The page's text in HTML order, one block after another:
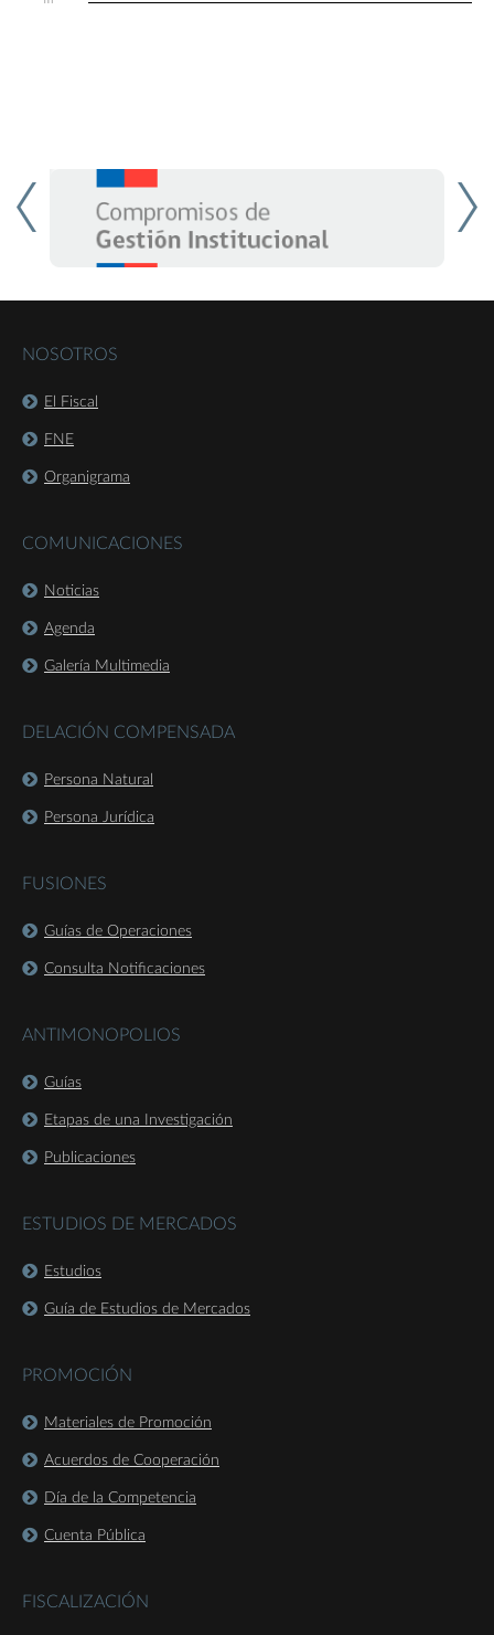
NOSOTROS
El Fiscal
FNE
Organigrama
COMUNICACIONES
Noticias
Agenda
Galería Multimedia
DELACIÓN COMPENSADA
Persona Natural
Persona Jurídica
FUSIONES
Guías de Operaciones
Consulta Notificaciones
ANTIMONOPOLIOS
Guías
Etapas de una Investigación
Publicaciones
ESTUDIOS DE MERCADOS
Estudios
Guía de Estudios de Mercados
PROMOCIÓN
Materiales de Promoción
Acuerdos de Cooperación
Día de la Competencia
Cuenta Pública
FISCALIZACIÓN